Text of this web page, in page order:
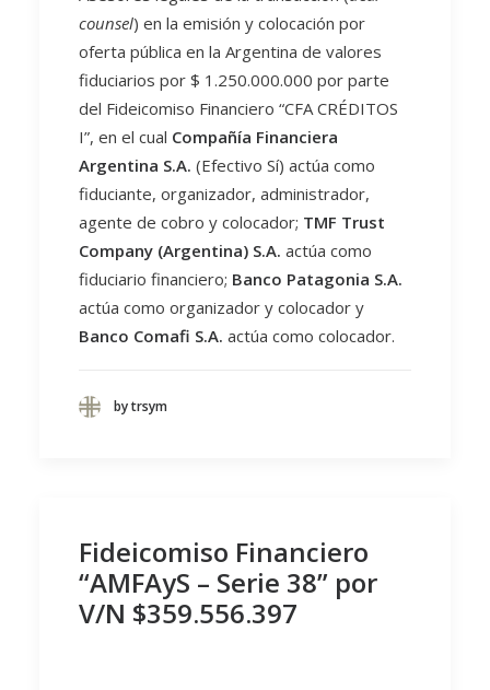
counsel) en la emisión y colocación por
oferta pública en la Argentina de valores
fiduciarios por $ 1.250.000.000 por parte
del Fideicomiso Financiero “CFA CRÉDITOS
I”, en el cual Compañía Financiera
Argentina S.A. (Efectivo Sí) actúa como
fiduciante, organizador, administrador,
agente de cobro y colocador; TMF Trust
Company (Argentina) S.A. actúa como
fiduciario financiero; Banco Patagonia S.A.
actúa como organizador y colocador y
Banco Comafi S.A. actúa como colocador.
by trsym
Fideicomiso Financiero
“AMFAyS – Serie 38” por
V/N $359.556.397